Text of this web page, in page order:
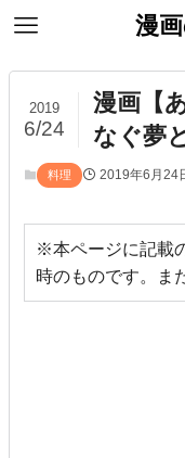
漫
漫画【
なぐ夢
2019
6/24
料理 2019年6月24
※本ページに記載
時のものです。ま